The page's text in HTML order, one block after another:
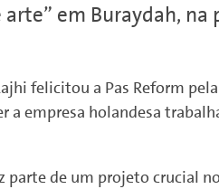
em Buraydah, na
felicitou a Pas Reform
empresa holandesa
de um projeto crucial